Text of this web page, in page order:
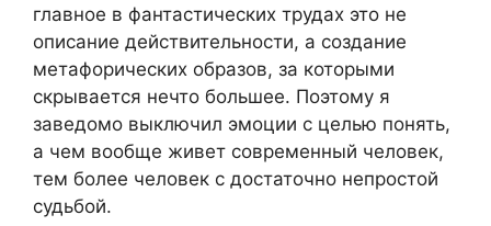
главное в фантастических трудах это не
описание действительности, а создание
метафорических образов, за которыми
скрывается нечто большее. Поэтому я
заведомо выключил эмоции с целью понять,
а чем вообще живет современный человек,
тем более человек с достаточно непростой
судьбой.